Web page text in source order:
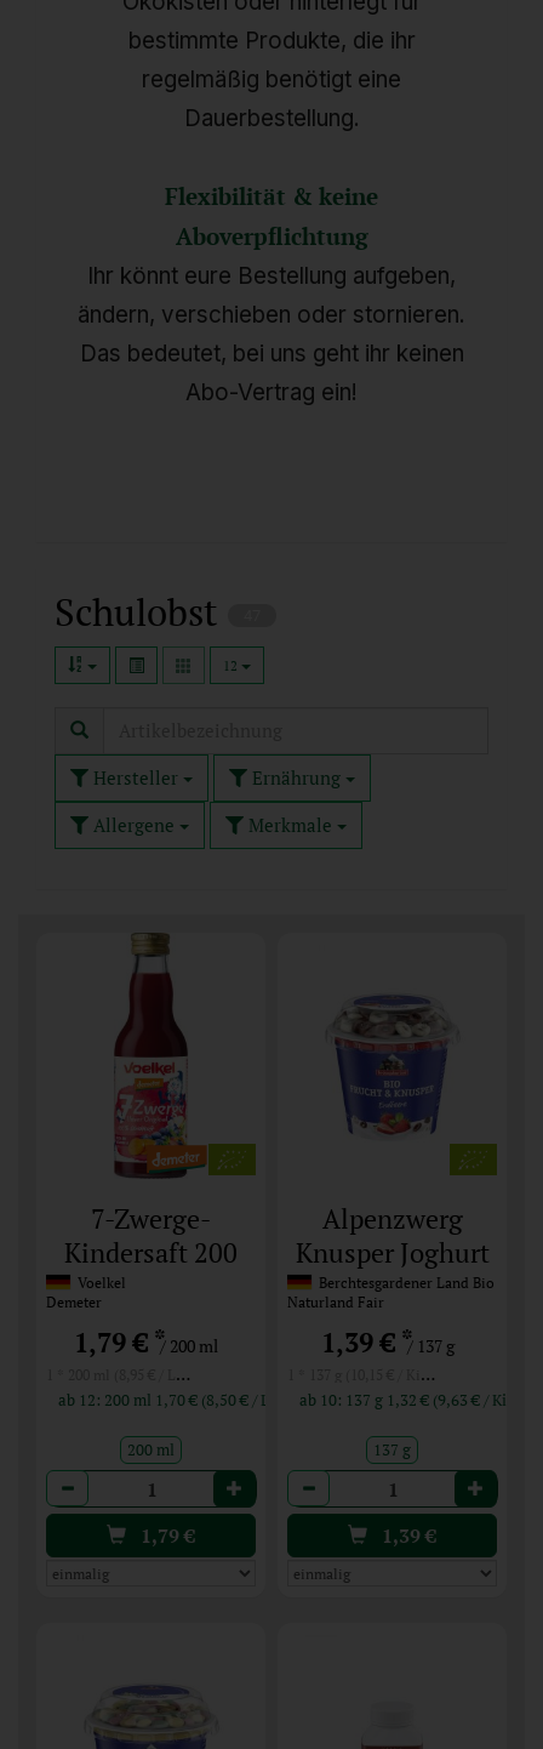
bestimmte Produkte, die ihr
regelmäßig benötigt eine
Dauerbestellung.
Flexibilität & keine
Aboverpflichtung
Ihr könnt eure Bestellung aufgeben,
ändern, verschieben oder stornieren.
Das bedeutet, bei uns geht ihr keinen
Abo-Vertrag ein!
Schulobst
12
Hersteller
Ernährung
Allergene
Merkmale
7-Zwerge-
Kindersaft 200
Voelkel
Demeter
1,79 € *
/ 200 ml
1 * 200 ml (8,95 € / Liter)
ab 12: 200 ml 1,70 € (8,50 € / Liter)
200 ml
Anzahl
1,79€
Alpenzwerg
Knusper Joghurt
Erdbeer
Schokokringel
Berchtesgardener Land Bio
Naturland Fair
1,39 €*/ 137 g
1 * 137 g (10,15 € / Kilogramm)
ab 10: 137 g 1,32 € (9,63 € /
137 g
Anzahl
1,39€